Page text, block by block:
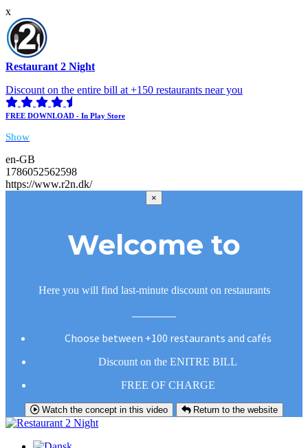
x
Restaurant 2 Night
Discount on the entire bill at +150 restaurants near you
FREE DOWNLOAD - In Play Store
Show
en-GB
1786052562598
https://www.r2n.dk/
×
Welcome to
Here you will find last-minute discount on restaurants
Choose between +100 restaurants and cafés
Discount on the ENITRE BILL
FREE OF CHARGE
Watch the concept in this video Return to the website